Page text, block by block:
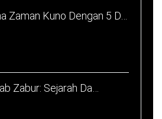
Zaman Kuno Dengan 5 D…
Zabur: Sejarah Da…